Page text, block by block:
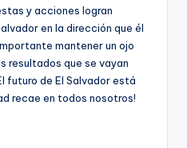
y acciones logran
en la dirección que él
mantener un ojo
resultados que se vayan
futuro de El Salvador está
recae en todos nosotros!